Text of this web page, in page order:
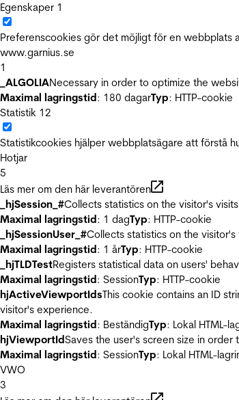
Egenskaper 1
Preferenscookies gör det möjligt för en webbplats
www.garnius.se
1
_ALGOLIANecessary in order to optimize the
Maximal lagringstid: 180 dagarTyp: HTTP-cookie
Statistik 12
Statistikcookies hjälper webbplatsägare att förstå
Hotjar
5
Läs mer om den här leverantören
_hjSession_#Collects statistics on the visitor's
Maximal lagringstid: 1 dagTyp: HTTP-cookie
_hjSessionUser_#Collects statistics on the
Maximal lagringstid: 1 årTyp: HTTP-cookie
_hjTLDTestRegisters statistical data on users'
Maximal lagringstid: SessionTyp: HTTP-cookie
hjActiveViewportIdsThis cookie contains an ID
visitor's experience.
Maximal lagringstid: BeständigTyp: Lokal HTML-
hjViewportIdSaves the user's screen size in
Maximal lagringstid: SessionTyp: Lokal HTML-
VWO
3